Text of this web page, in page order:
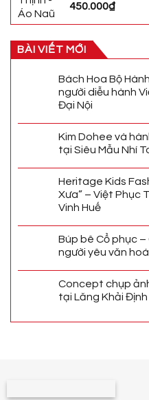
450.000₫
BÀI VIẾT MỚI
Bách Hoa Bộ
người diễu hành
Đại Nội
Kim Dohee và
tại Siêu Mẫu Nhí
Heritage Kids
Xưa” – Việt Phục
Vinh Huế
Búp bê Cổ phục
người yêu văn
Concept chụp
tại Lăng Khải Định